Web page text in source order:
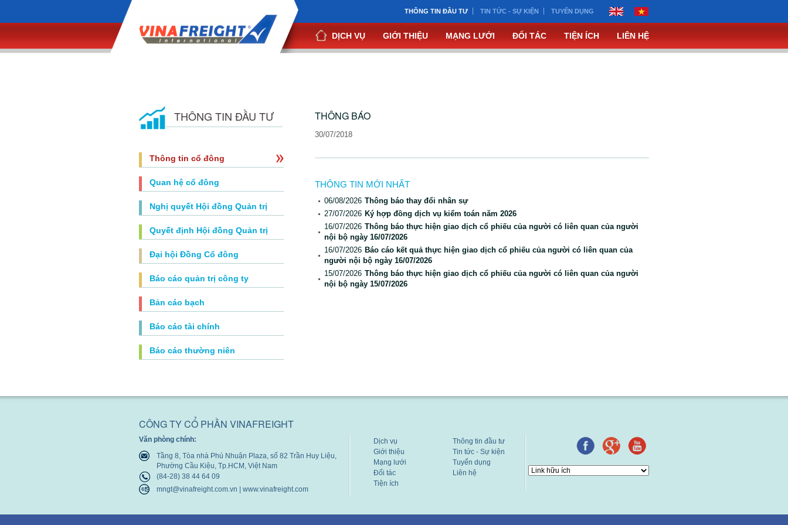
THÔNG TIN ĐẦU TƯ TIN TỨC - SỰ KIỆN TUYỂN DỤNG
DỊCH VỤ GIỚI THIỆU MẠNG LƯỚI ĐỐI TÁC TIỆN ÍCH LIÊN HỆ
THÔNG TIN ĐẦU TƯ
Thông tin cổ đông
Quan hệ cổ đông
Nghị quyết Hội đồng Quản trị
Quyết định Hội đồng Quản trị
Đại hội Đồng Cổ đông
Báo cáo quản trị công ty
Bản cáo bạch
Báo cáo tài chính
Báo cáo thường niên
THÔNG BÁO
30/07/2018
THÔNG TIN MỚI NHẤT
06/08/2026 Thông báo thay đổi nhân sự
27/07/2026 Ký hợp đồng dịch vụ kiểm toán năm 2026
16/07/2026 Thông báo thực hiện giao dịch cổ phiếu của người có liên quan của người
nội bộ ngày 16/07/2026
16/07/2026 Báo cáo kết quả thực hiện giao dịch cổ phiếu của người có liên quan của
người nội bộ ngày 16/07/2026
15/07/2026 Thông báo thực hiện giao dịch cổ phiếu của người có liên quan của người
nội bộ ngày 15/07/2026
CÔNG TY CỔ PHẦN VINAFREIGHT
Văn phòng chính:
Tầng 8, Tòa nhà Phú Nhuận Plaza, số 82 Trần Huy Liệu,
Phường Cầu Kiệu, Tp.HCM, Việt Nam
(84-28) 38 44 64 09
mngt@vinafreight.com.vn | www.vinafreight.com
Dịch vụ
Giới thiệu
Mạng lưới
Đối tác
Tiện ích
Thông tin đầu tư
Tin tức - Sự kiện
Tuyển dụng
Liên hệ